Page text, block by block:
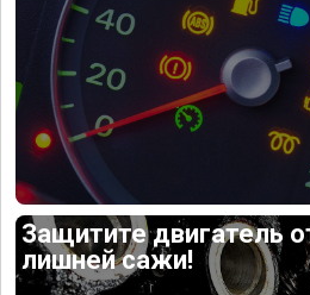
Защитите двигатель
лишней сажи!